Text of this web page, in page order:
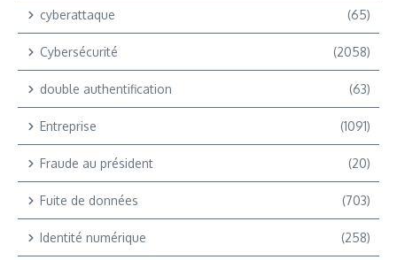
cyberattaque (65)
Cybersécurité (2058)
double authentification (63)
Entreprise (1091)
Fraude au président (20)
Fuite de données (703)
Identité numérique (258)